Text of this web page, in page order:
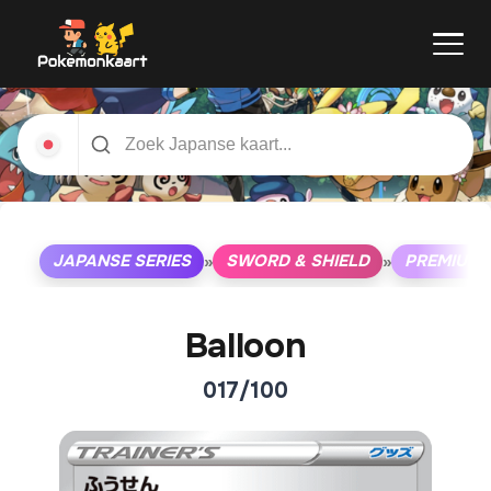
JAPANSE SERIES » SWORD & SHIELD » PREMIUM
Balloon
017/100